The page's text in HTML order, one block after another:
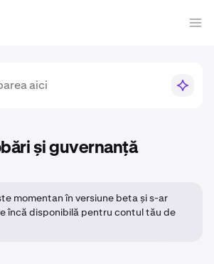
și guvernanță
momentan în versiune beta și s-ar
încă disponibilă pentru contul tău de